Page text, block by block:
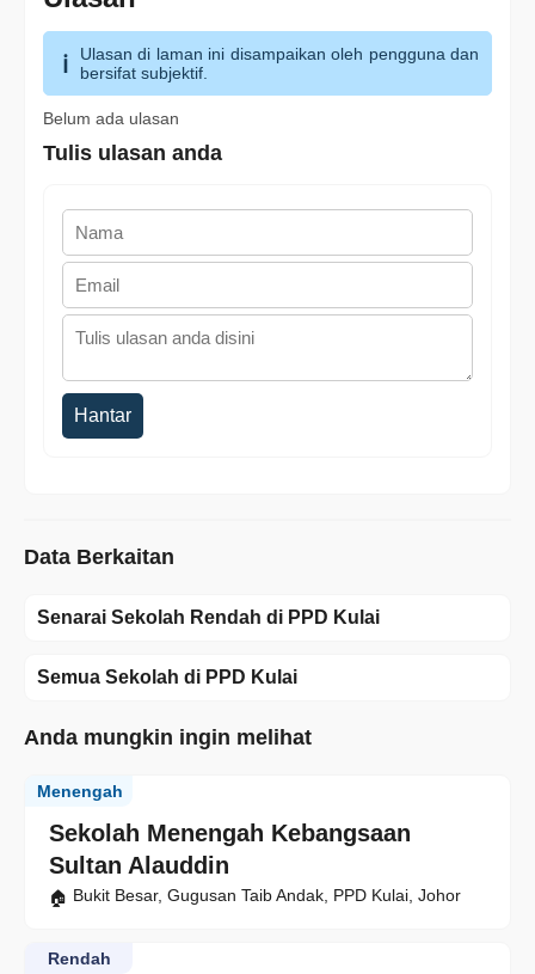
Ulasan di laman ini disampaikan oleh pengguna dan
bersifat subjektif.
Belum ada ulasan
Tulis ulasan anda
Hantar
Data Berkaitan
Senarai Sekolah Rendah di PPD Kulai
Semua Sekolah di PPD Kulai
Anda mungkin ingin melihat
Sekolah Menengah Kebangsaan
Sultan Alauddin
Menengah
Bukit Besar, Gugusan Taib Andak, PPD Kulai, Johor
Rendah